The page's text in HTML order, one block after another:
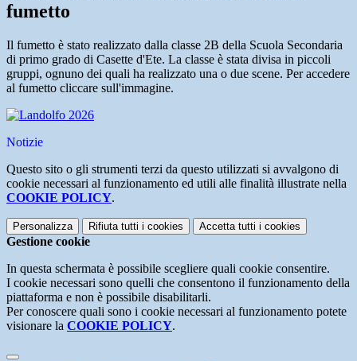
fumetto
Il fumetto è stato realizzato dalla classe 2B della Scuola Secondaria
di primo grado di Casette d'Ete. La classe è stata divisa in piccoli
gruppi, ognuno dei quali ha realizzato una o due scene. Per accedere
al fumetto cliccare sull'immagine.
Notizie
Questo sito o gli strumenti terzi da questo utilizzati si avvalgono di
cookie necessari al funzionamento ed utili alle finalità illustrate nella
COOKIE POLICY.
Personalizza Rifiuta tutti i cookies Accetta tutti i cookies
Gestione cookie
In questa schermata è possibile scegliere quali cookie consentire.
I cookie necessari sono quelli che consentono il funzionamento della
piattaforma e non è possibile disabilitarli.
Per conoscere quali sono i cookie necessari al funzionamento potete
visionare la COOKIE POLICY.